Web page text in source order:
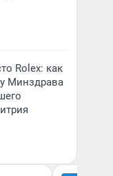
Rolex: как
Минздрава